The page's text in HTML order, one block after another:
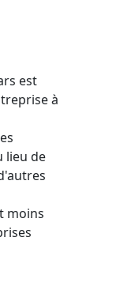
est
à
lieu de
moins